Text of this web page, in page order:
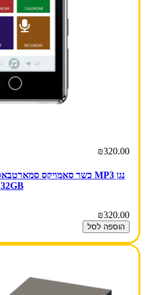
₪320.00
32GB
₪320.00
הוספה לסל